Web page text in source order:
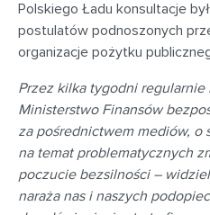
Polskiego Ładu konsultacje
postulatów podnoszonych
organizacje pożytku
Przez kilka tygodni
Ministerstwo Finansów
za pośrednictwem mediów, o
na temat problematycznych
poczucie bezsilności –
naraża nas i naszych